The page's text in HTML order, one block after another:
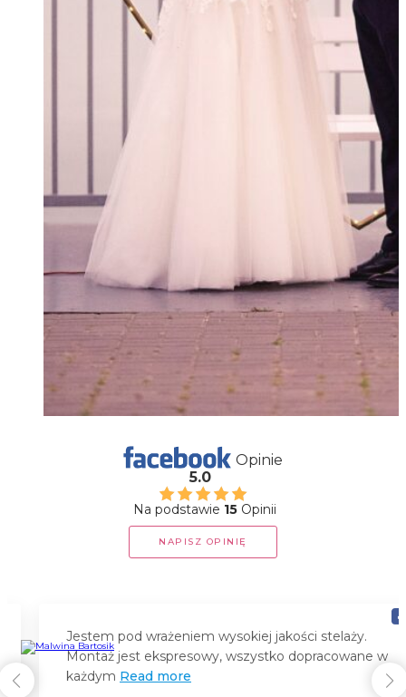
Opinie
5.0
Na podstawie 15 Opinii
NAPISZ OPINIĘ
Polecam serdecznie ☺️. Wzorowy kontakt, szybka
realizacja i bardzo dobre wykonanie!